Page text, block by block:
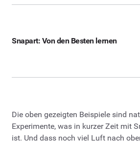
Snapart: Von den Besten lernen
Die oben gezeigten Beispiele sind
Experimente, was in kurzer Zeit mit
ist. Und dass noch viel Luft nach